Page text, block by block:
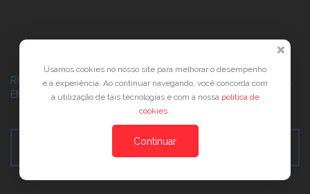
RUA JOSÉ PONTES DE MAGALHÃES, 70JATIÚCA, MACEIÓ - AL
EMPRESARIAL JTR, ED. ÍTALIA, SALA 702
Veja no Mapa
Usamos cookies no nosso site para melhorar o desempenho
e a experiência. Ao continuar navegando, você concorda com
a utilização de tais tecnologias e com a nossa política de
cookies .
Continuar